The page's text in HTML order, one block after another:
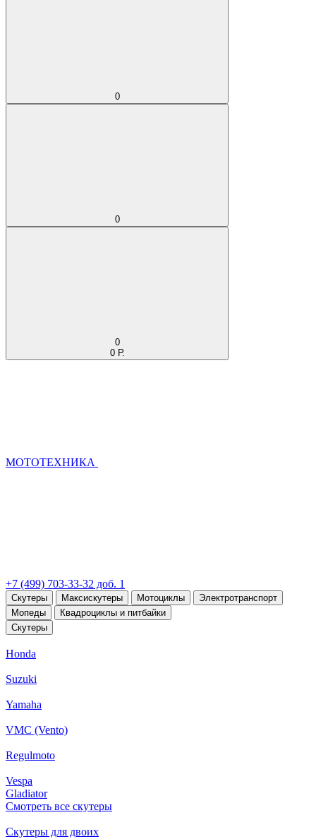
0
0
0
0 Р.
МОТОТЕХНИКА
+7 (499) 703-33-32 доб. 1
Скутеры Максискутеры Мотоциклы
Электротранспорт
Мопеды
Квадроциклы и питбайки
Скутеры
Honda
Suzuki
Yamaha
VMC (Vento)
Regulmoto
Vespa
Gladiator
Смотреть все скутеры
Скутеры для двоих